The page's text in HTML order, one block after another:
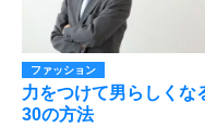
ファッション
力をつけて男らしくな
30の方法